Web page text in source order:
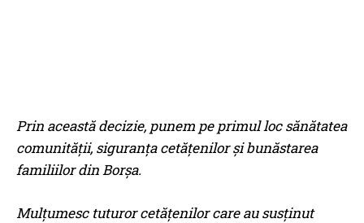
Prin această decizie, punem pe primul loc sănătatea
comunității, siguranța cetățenilor și bunăstarea
familiilor din Borșa.
Mulțumesc tuturor cetățenilor care au susținut